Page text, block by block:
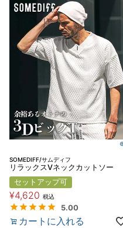
SOMEDIFF/サムディフ
リラックスVネックカットソー
セットアップ可
¥4,620 税込
5.00
カートに入れる